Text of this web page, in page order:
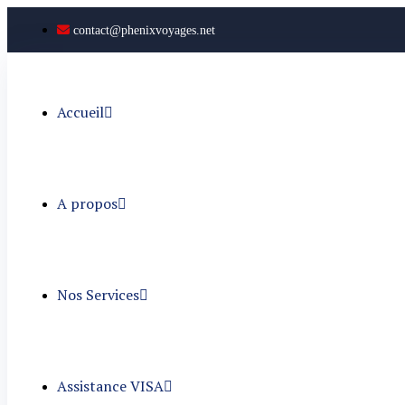
contact@phenixvoyages.net
Accueil
A propos
Nos Services
Assistance VISA